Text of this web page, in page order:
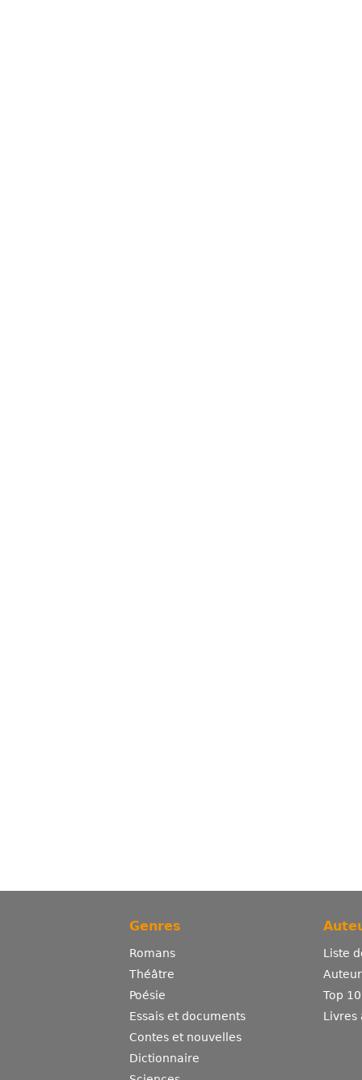
Genres
Romans
Théâtre
Poésie
Essais et documents
Contes et nouvelles
Dictionnaire
Liste
Top
Livres